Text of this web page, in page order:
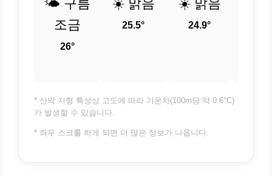
🌤️ 구름
조금
26°
☀️ 맑음
25.5°
☀️ 맑음
24.9°
* 산악 지형 특성상 고도에 따라 기온차(100m당 약 0.6°C)
가 발생할 수 있습니다.
* 좌우 스크롤 하게 되면 더 많은 정보가 나옵니다.